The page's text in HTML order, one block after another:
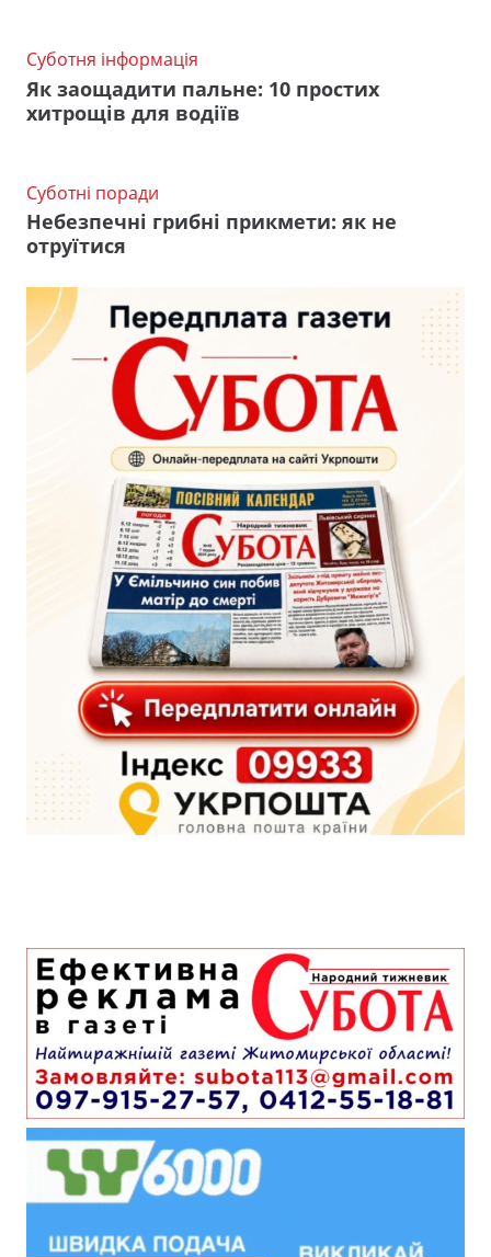
Суботня інформація
Як заощадити пальне: 10 простих
хитрощів для водіїв
Суботні поради
Небезпечні грибні прикмети: як не
отруїтися